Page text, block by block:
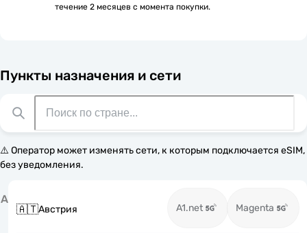
течение 2 месяцев с момента покупки.
Пункты назначения и сети
⚠️ Оператор может изменять сети, к которым подключается eSIM,
без уведомления.
А
🇦🇹Австрия A1.net Magenta